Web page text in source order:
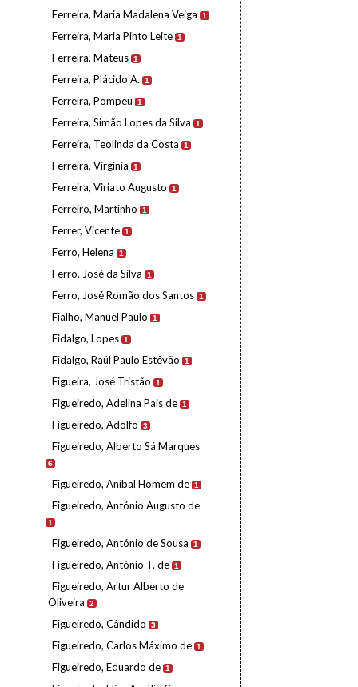
Ferreira, Maria Madalena Veiga 1
Ferreira, Maria Pinto Leite 1
Ferreira, Mateus 1
Ferreira, Plácido A. 1
Ferreira, Pompeu 1
Ferreira, Simão Lopes da Silva 1
Ferreira, Teolinda da Costa 1
Ferreira, Virgínia 1
Ferreira, Viriato Augusto 1
Ferreiro, Martinho 1
Ferrer, Vicente 1
Ferro, Helena 1
Ferro, José da Silva 1
Ferro, José Romão dos Santos 1
Fialho, Manuel Paulo 1
Fidalgo, Lopes 1
Fidalgo, Raúl Paulo Estêvão 1
Figueira, José Tristão 1
Figueiredo, Adelina Pais de 1
Figueiredo, Adolfo 3
Figueiredo, Alberto Sá Marques
6
Figueiredo, Aníbal Homem de 1
Figueiredo, António Augusto de
1
Figueiredo, António de Sousa 1
Figueiredo, António T. de 1
Figueiredo, Artur Alberto de
Oliveira
2
Figueiredo, Cândido 3
Figueiredo, Carlos Máximo de 1
Figueiredo, Eduardo de 1